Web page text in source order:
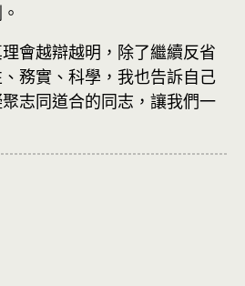
會越辯越明，除了繼續反省
務實、科學，我也告訴自己
志同道合的同志，讓我們一